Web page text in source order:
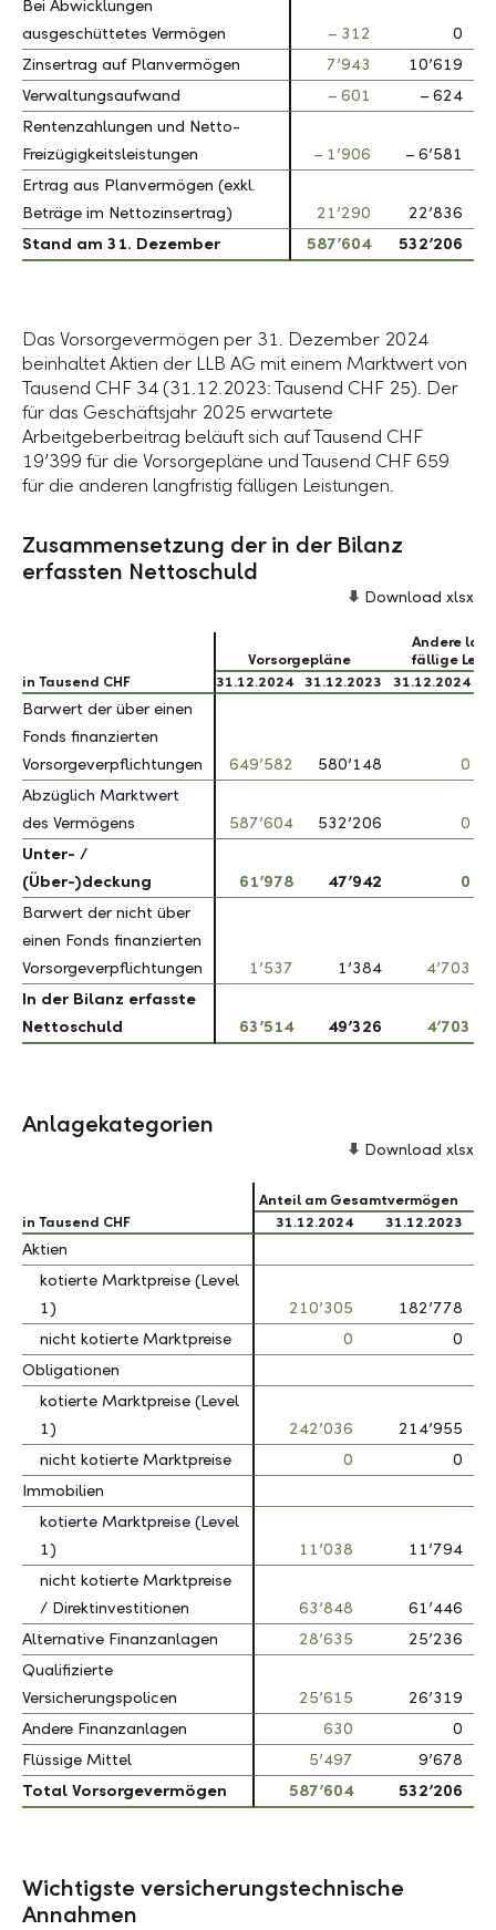
Bei Abwicklungen
ausgeschüttetes Vermögen
– 312
0
Zinsertrag auf Planvermögen
7’943
10’619
Verwaltungsaufwand
– 601
– 624
Rentenzahlungen und Netto-
Freizügigkeitsleistungen
– 1’906
– 6’581
Ertrag aus Planvermögen (exkl.
Beträge im Nettozinsertrag)
21’290
22’836
Stand am 31. Dezember
587’604 532’206
Bei Abwicklungen
ausgeschüttetes Vermögen
Zinsertrag auf Planvermögen
Verwaltungsaufwand
Rentenzahlungen und Netto-
Freizügigkeitsleistungen
Ertrag aus Planvermögen (exkl.
Beträge im Nettozinsertrag)
Stand am 31. Dezember
Das Vorsorgevermögen per 31. Dezember 2024
beinhaltet Aktien der LLB AG mit einem Marktwert von
Tausend CHF 34 (31.12.2023: Tausend CHF 25). Der
für das Geschäftsjahr 2025 erwartete
Arbeitgeberbeitrag beläuft sich auf Tausend CHF
19ʼ399 für die Vorsorgepläne und Tausend CHF 659
für die anderen langfristig fälligen Leistungen.
Zusammensetzung der in der Bilanz
erfassten Nettoschuld
Download xlsx
Vorsorgepläne
Andere
fällige
in Tausend CHF
31.12.2024 31.12.2023 31.12.2024
Barwert der über einen
Fonds finanzierten
Vorsorgeverpflichtungen
649’582 580’148
0
Abzüglich Marktwert
des Vermögens
587’604 532’206
0
Unter- /
(Über-)deckung
61’978 47’942
0
Barwert der nicht über
einen Fonds finanzierten
Vorsorgeverpflichtungen
1’537 1’384
4’703
In der Bilanz erfasste
Nettoschuld
63’514 49’326 4’703
in Tausend CHF
Barwert der über einen
Fonds finanzierten
Vorsorgeverpflichtungen
Abzüglich Marktwert
des Vermögens
Unter- /
(Über-)deckung
Barwert der nicht über
einen Fonds finanzierten
Vorsorgeverpflichtungen
In der Bilanz erfasste
Nettoschuld
Anlagekategorien
Download xlsx
Anteil am Gesamtvermögen
in Tausend CHF
31.12.2024 31.12.2023
Aktien
kotierte Marktpreise (Level
1)
210’305
182’778
nicht kotierte Marktpreise
0
0
Obligationen
kotierte Marktpreise (Level
1)
242’036
214’955
nicht kotierte Marktpreise
0
0
Immobilien
kotierte Marktpreise (Level
1)
11’038
11’794
nicht kotierte Marktpreise
/ Direktinvestitionen
63’848
61’446
Alternative Finanzanlagen
28’635
25’236
Qualifizierte
Versicherungspolicen
25’615
26’319
Andere Finanzanlagen
630
0
Flüssige Mittel
5’497
9’678
Total Vorsorgevermögen
587’604 532’206
in Tausend CHF
Aktien
kotierte Marktpreise (Level
1)
nicht kotierte Marktpreise
Obligationen
kotierte Marktpreise (Level
1)
nicht kotierte Marktpreise
Immobilien
kotierte Marktpreise (Level
1)
nicht kotierte Marktpreise
/ Direktinvestitionen
Alternative Finanzanlagen
Qualifizierte
Versicherungspolicen
Andere Finanzanlagen
Flüssige Mittel
Total Vorsorgevermögen
Wichtigste versicherungstechnische
Annahmen